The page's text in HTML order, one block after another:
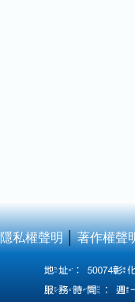
隱私權聲明│著作權聲